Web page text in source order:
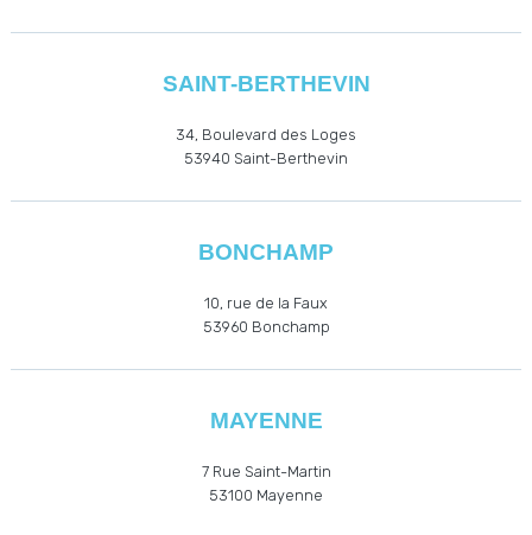
SAINT-BERTHEVIN
34, Boulevard des Loges
53940 Saint-Berthevin
BONCHAMP
10, rue de la Faux
53960 Bonchamp
MAYENNE
7 Rue Saint-Martin
53100 Mayenne